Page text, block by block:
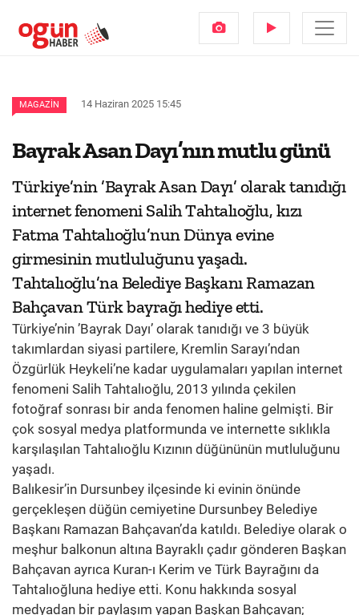
MAGAZIN 14 Haziran 2025 15:45
Bayrak Asan Dayı’nın mutlu günü
Türkiye’nin ’Bayrak Asan Dayı’ olarak tanıdığı
internet fenomeni Salih Tahtalıoğlu, kızı
Fatma Tahtalıoğlu’nun Dünya evine
girmesinin mutluluğunu yaşadı.
Tahtalıoğlu’na Belediye Başkanı Ramazan
Bahçavan Türk bayrağı hediye etti.
Türkiye’nin ’Bayrak Dayı’ olarak tanıdığı ve 3 büyük
takımlardan siyasi partilere, Kremlin Sarayı’ndan
Özgürlük Heykeli’ne kadar uygulamaları yapılan internet
fenomeni Salih Tahtalıoğlu, 2013 yılında çekilen
fotoğraf sonrası bir anda fenomen haline gelmişti. Bir
çok sosyal medya platformunda ve internette sıklıkla
karşılaşılan Tahtalıoğlu Kızının düğününün mutluluğunu
yaşadı.
Balıkesir’in Dursunbey ilçesinde ki evinin önünde
gerçekleşen düğün cemiyetine Dursunbey Belediye
Başkanı Ramazan Bahçavan’da katıldı. Belediye olarak o
meşhur balkonun altına Bayraklı çadır gönderen Başkan
Bahçavan ayrıca Kuran-ı Kerim ve Türk Bayrağını da
Tahtalıoğluna hediye etti. Konu hakkında sosyal
medyadan bir paylaşım yapan Başkan Bahçavan;